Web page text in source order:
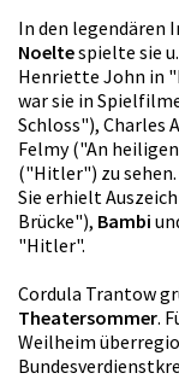
In den legendären
Noeltespielte sie
Henriette John in
war sie in
Schloss"), Charles
Felmy ("An
("Hitler") zu sehen.
Sie erhielt
Brücke"), Bambi
"Hitler".
Cordula Trantow
Theatersommer.
Weilheim